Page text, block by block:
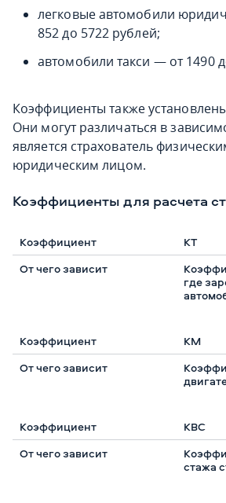
легковые автомобили
852 до 5722 рублей;
автомобили такси — от 1490
Коэффициенты также
Они могут различаться в
является страхователь
юридическим лицом.
Коэффициенты для расчета
КТ
где
КМ
КВС
стажа